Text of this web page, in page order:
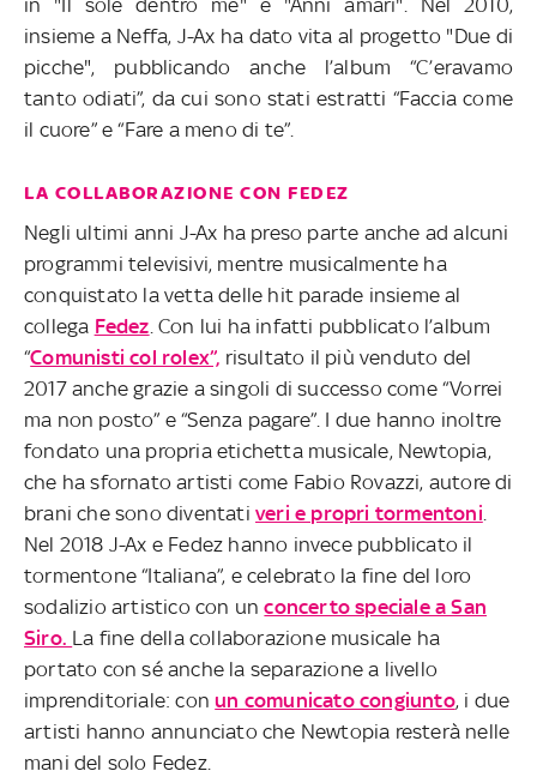
in "Il sole dentro me" e "Anni amari". Nel 2010,
insieme a Neffa, J-Ax ha dato vita al progetto "Due di
picche", pubblicando anche l’album “C’eravamo
tanto odiati”, da cui sono stati estratti “Faccia come
il cuore” e “Fare a meno di te”.
LA COLLABORAZIONE CON FEDEZ
Negli ultimi anni J-Ax ha preso parte anche ad alcuni
programmi televisivi, mentre musicalmente ha
conquistato la vetta delle hit parade insieme al
collega Fedez. Con lui ha infatti pubblicato l’album
“Comunisti col rolex”, risultato il più venduto del
2017 anche grazie a singoli di successo come “Vorrei
ma non posto” e “Senza pagare”. I due hanno inoltre
fondato una propria etichetta musicale, Newtopia,
che ha sfornato artisti come Fabio Rovazzi, autore di
brani che sono diventati veri e propri tormentoni.
Nel 2018 J-Ax e Fedez hanno invece pubblicato il
tormentone “Italiana”, e celebrato la fine del loro
sodalizio artistico con unconcerto speciale a San
Siro. La fine della collaborazione musicale ha
portato con sé anche la separazione a livello
imprenditoriale: conun comunicato congiunto, i due
artisti hanno annunciato che Newtopia resterà nelle
mani del solo Fedez.